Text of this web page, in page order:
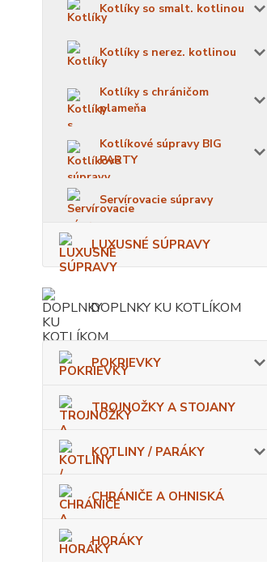
Kotlíky so smalt. kotlinou
Kotlíky s nerez. kotlinou
Kotlíky s chráničom
plameňa
Kotlíkové súpravy BIG
PARTY
Servírovacie súpravy
LUXUSNÉ SÚPRAVY
DOPLNKY KU KOTLÍKOM
POKRIEVKY
TROJNOŽKY A STOJANY
KOTLINY / PARÁKY
CHRÁNIČE A OHNISKÁ
HORÁKY